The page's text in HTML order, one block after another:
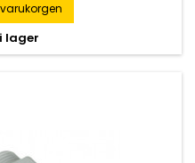
lager